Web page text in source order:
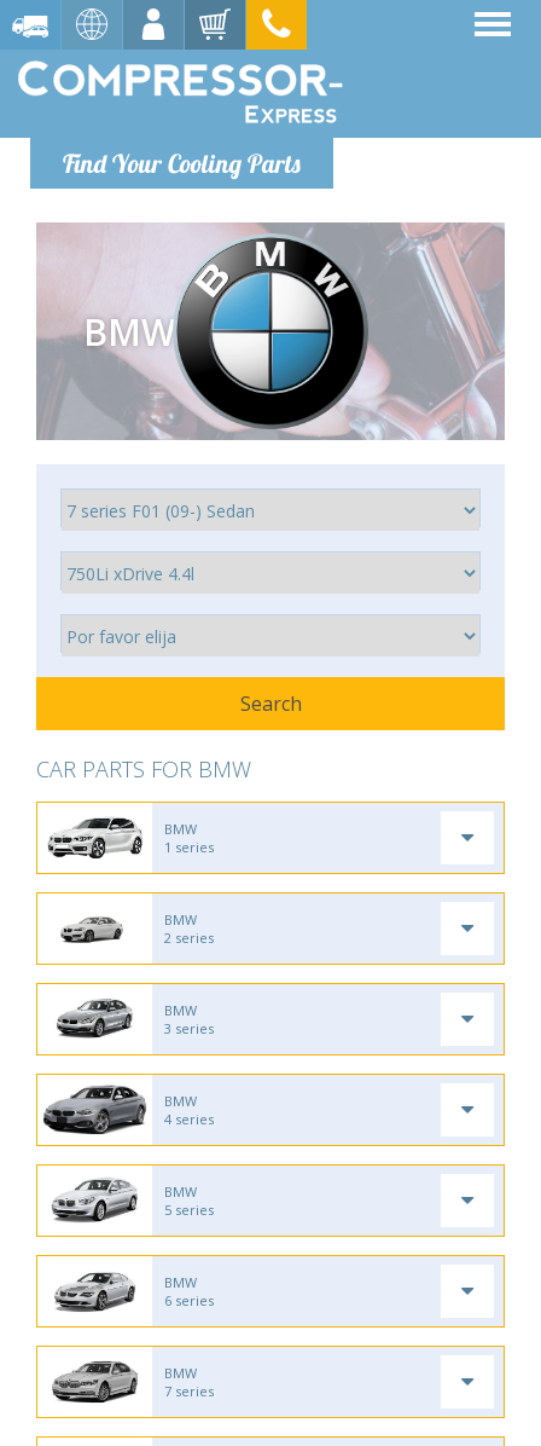
Find Your Cooling Parts
BMW
CAR PARTS FOR BMW
BMW
1 series
BMW
2 series
BMW
3 series
BMW
4 series
BMW
5 series
BMW
6 series
BMW
7 series